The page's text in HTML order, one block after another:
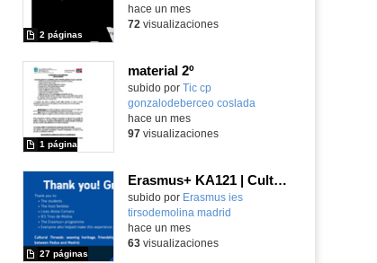
2 páginas
hace un mes
72 visualizaciones
material 2º
subido por Tic cp
gonzalodeberceo coslada
1 página
hace un mes
97visualizaciones
Erasmus+ KA121 | Cultural Threads UNESCO | Padua–Madrid 2026
Contenido educativo.
subido por Erasmus ies
tirsodemolina madrid
27 páginas
hace un mes
63visualizaciones